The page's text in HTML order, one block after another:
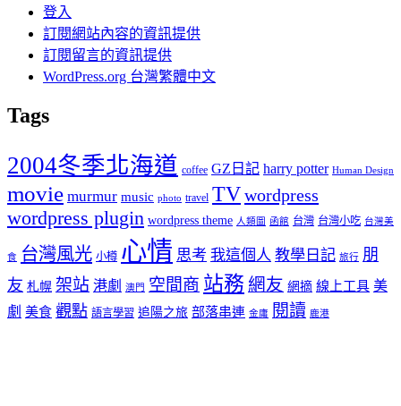
登入
訂閱網站內容的資訊提供
訂閱留言的資訊提供
WordPress.org 台灣繁體中文
Tags
2004冬季北海道 coffee GZ日記 harry potter Human Design
movie murmur music photo travel TVwordpress
wordpress plugin wordpress theme 人類圖 函館 台灣 台灣小吃 台灣美
食 台灣風光 小樽 心情 思考 我這個人 教學日記 旅行 朋
友 札幌 架站 港劇 澳門 空間商 站務 網友 網摘 線上工具 美
劇 美食 觀點 語言學習 追陽之旅 部落串連 金庸 閱讀 鹿港